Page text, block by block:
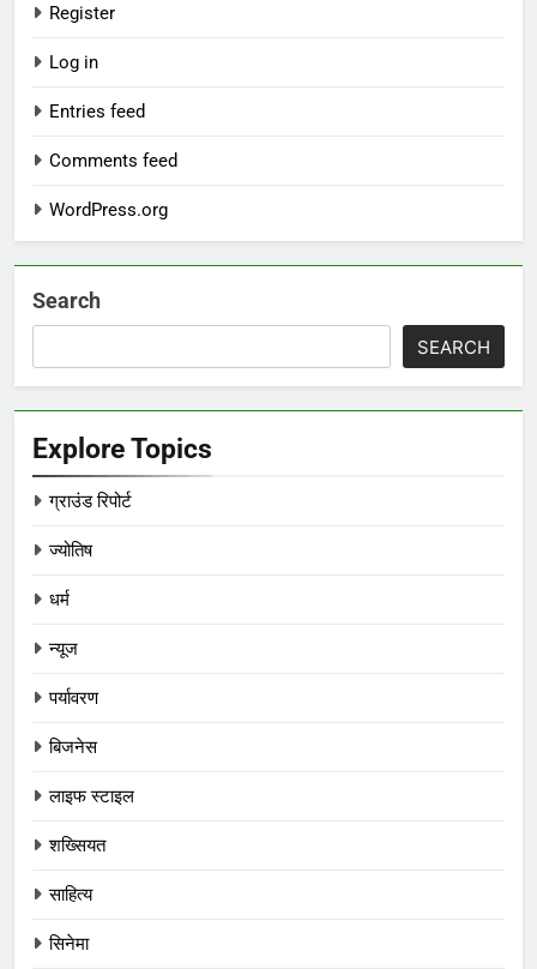
Register
Log in
Entries feed
Comments feed
WordPress.org
Search
SEARCH
Explore Topics
ग्राउंड रिपोर्ट
ज्योतिष
धर्म
न्यूज
पर्यावरण
बिजनेस
लाइफ स्टाइल
शख्सियत
साहित्य
सिनेमा